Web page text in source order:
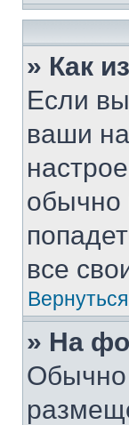
» Как
Если
ваши
обычно
все
» На
Обычно